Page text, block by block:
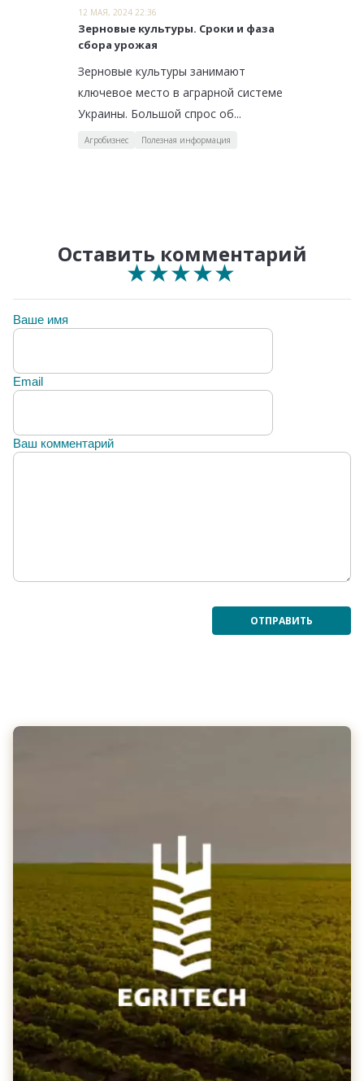
12 МАЯ, 2024 22:36
Зерновые культуры. Сроки и фаза
сбора урожая
Зерновые культуры занимают
ключевое место в аграрной системе
Украины. Большой спрос об...
Агробизнес Полезная информация
Оставить комментарий
★
★★
★★★
★★★★
★★★★★
Ваше имя
Email
Ваш комментарий
ОТПРАВИТЬ